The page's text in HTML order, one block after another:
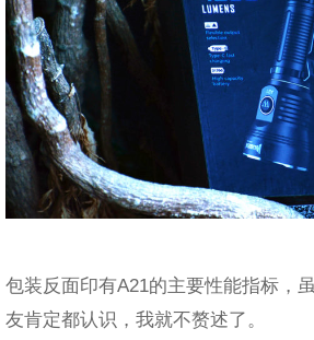
包装反面印有A21的主要性能指标，
友肯定都认识，我就不赘述了。